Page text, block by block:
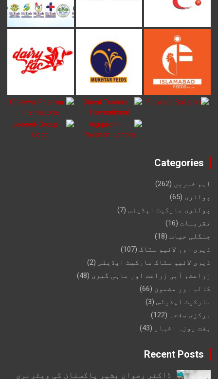
Categories
اہم خبریں (262)
پولٹری (65)
پولٹری مارکیٹ اپڈیٹس (7)
تقریبات (16)
جنگلی حیات (18)
ڈیری اور لائیو سٹاک (107)
ڈیری لائیو سٹاک مارکیٹ اپڈیٹس (2)
زراعت، آبی زراعت اور ماہی گیری (48)
کالم اور مضمون (66)
مارکیٹ اپڈیٹس (3)
مرکزی صفحہ (122)
ہفت روزہ اخبار (43)
Recent Posts
ڈاکٹر رضوان بشیر پاکستان کی ویٹرنری